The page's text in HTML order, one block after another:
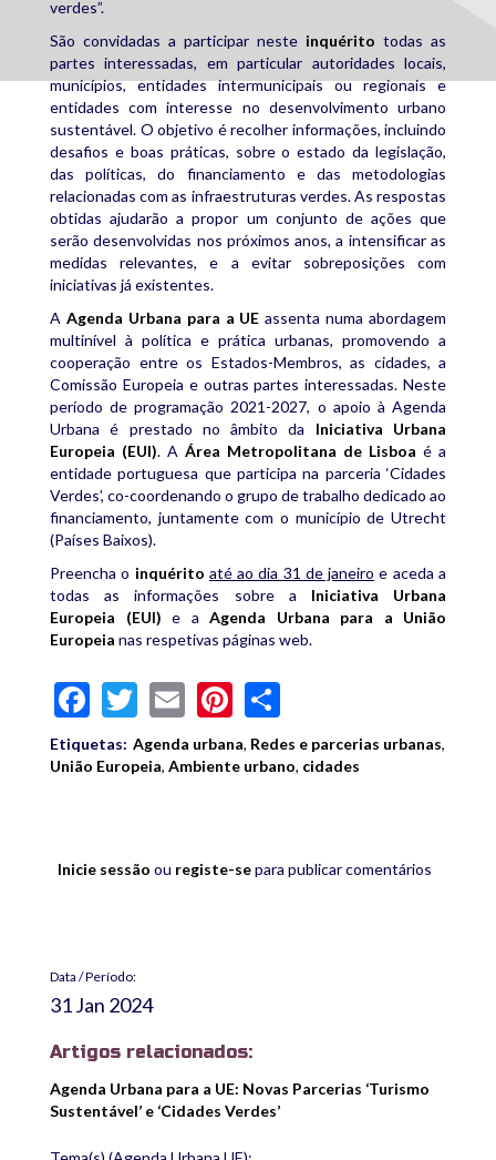
verdes”.
São convidadas a participar neste inquérito todas as
partes interessadas, em particular autoridades locais,
municípios, entidades intermunicipais ou regionais e
entidades com interesse no desenvolvimento urbano
sustentável. O objetivo é recolher informações, incluindo
desafios e boas práticas, sobre o estado da legislação,
das políticas, do financiamento e das metodologias
relacionadas com as infraestruturas verdes. As respostas
obtidas ajudarão a propor um conjunto de ações que
serão desenvolvidas nos próximos anos, a intensificar as
medidas relevantes, e a evitar sobreposições com
iniciativas já existentes.
A Agenda Urbana para a UE assenta numa abordagem
multinível à política e prática urbanas, promovendo a
cooperação entre os Estados-Membros, as cidades, a
Comissão Europeia e outras partes interessadas. Neste
período de programação 2021-2027, o apoio à Agenda
Urbana é prestado no âmbito da Iniciativa Urbana
Europeia (EUI). A Área Metropolitana de Lisboa é a
entidade portuguesa que participa na parceria ‘Cidades
Verdes’, co-coordenando o grupo de trabalho dedicado ao
financiamento, juntamente com o município de Utrecht
(Países Baixos).
Preencha o inquérito até ao dia 31 de janeiro e aceda a
todas as informações sobre a Iniciativa Urbana
Europeia (EUI) e a Agenda Urbana para a União
Europeia nas respetivas páginas web.
Facebook
Twitter
EmailPinterest
Etiquetas: Agenda urbana, Redes e parcerias urbanas,
União Europeia, Ambiente urbano, cidades
Inicie sessão ou registe-separa publicar comentários
Data / Período:
31 Jan 2024
Artigos relacionados:
Agenda Urbana para a UE: Novas Parcerias ‘Turismo
Sustentável’ e ‘Cidades Verdes’